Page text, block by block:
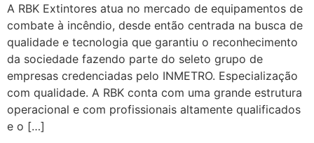
A RBK Extintores atua no mercado de equipamentos de
combate à incêndio, desde então centrada na busca de
qualidade e tecnologia que garantiu o reconhecimento
da sociedade fazendo parte do seleto grupo de
empresas credenciadas pelo INMETRO. Especialização
com qualidade. A RBK conta com uma grande estrutura
operacional e com profissionais altamente qualificados
e o […]